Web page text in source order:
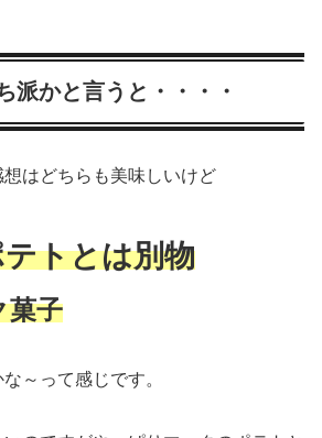
派かと言うと・・・・
はどちらも美味しいけど
トとは別物
菓子
～って感じです。